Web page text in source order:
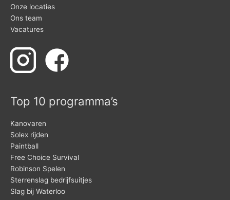
Onze locaties
Ons team
Vacatures
Top 10 programma’s
Kanovaren
Solex rijden
Paintball
Free Choice Survival
Robinson Spelen
Sterrenslag bedrijfsuitjes
Slag bij Waterloo